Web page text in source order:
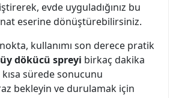
evde uyguladığınız bu
eserine dönüştürebilirsiniz.
kullanımı son derece pratik
dökücü spreyi birkaç dakika
sürede sonucunu
bekleyin ve durulamak için